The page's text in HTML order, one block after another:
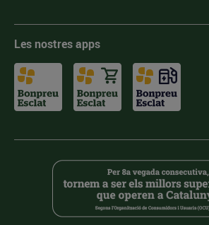
Les nostres apps